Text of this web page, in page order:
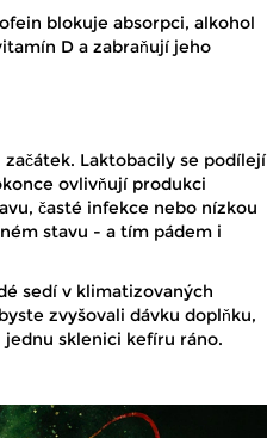
blokuje absorpci, alkohol
D a zabraňují jeho
Laktobacily se podílejí
ovlivňují produkci
časté infekce nebo nízkou
stavu - a tím pádem i
sedí v klimatizovaných
zvyšovali dávku doplňku,
sklenici kefíru ráno.